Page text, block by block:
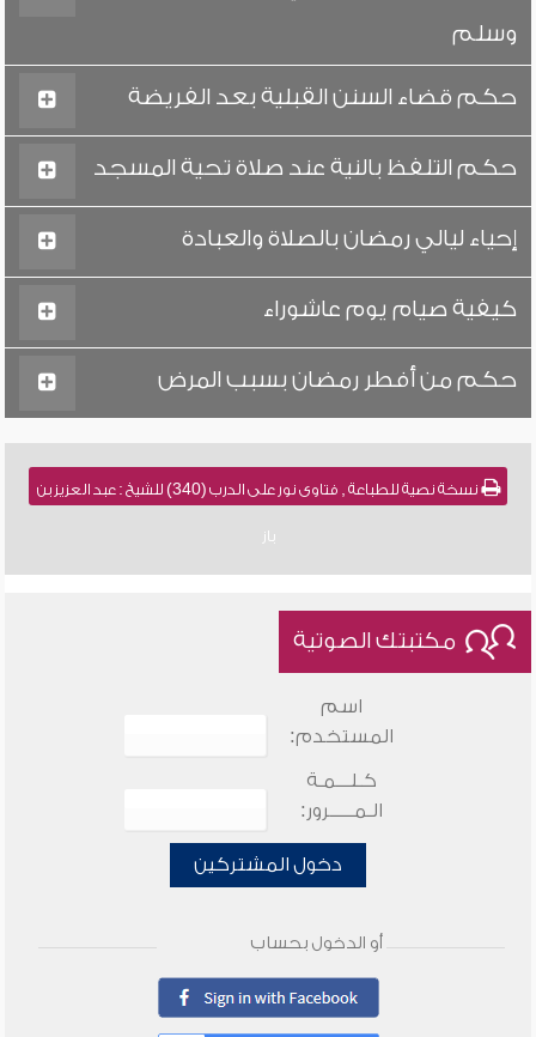
وسلم
حكم قضاء السنن القبلية بعد الفريضة
حكم التلفظ بالنية عند صلاة تحية المسجد
إحياء ليالي رمضان بالصلاة والعبادة
كيفية صيام يوم عاشوراء
حكم من أفطر رمضان بسبب المرض
نسخة نصية للطباعة , فتاوى نور على الدرب (340) للشيخ : عبد العزيز بن
باز
مكتبتك الصوتية
اسم
المستخدم:
كـلـــمـة
الـمـــــرور:
دخول المشتركين
أو الدخول بحساب